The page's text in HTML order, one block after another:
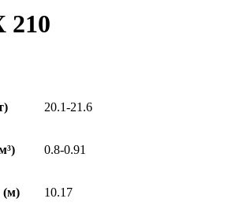
210
20.1-21.6
0.8-0.91
(м) 10.17